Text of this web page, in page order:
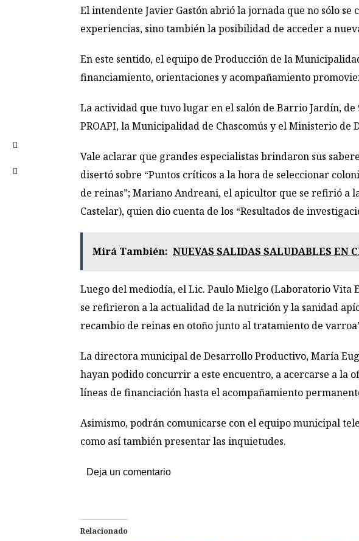
El intendente Javier Gastón abrió la jornada que no sólo
experiencias, sino también la posibilidad de acceder a
En este sentido, el equipo de Producción de la
financiamiento, orientaciones y acompañamiento
La actividad que tuvo lugar en el salón de Barrio Jardín,
PROAPI, la Municipalidad de Chascomús y el Ministerio
Vale aclarar que grandes especialistas brindaron sus
disertó sobre “Puntos críticos a la hora de seleccionar
de reinas”; Mariano Andreani, el apicultor que se refirió a
Castelar), quien dio cuenta de los “Resultados de
Mirá También: NUEVAS SALIDAS SALUDABLES EN
Luego del mediodía, el Lic. Paulo Mielgo (Laboratorio Vita
se refirieron a la actualidad de la nutrición y la sanidad
recambio de reinas en otoño junto al tratamiento de
La directora municipal de Desarrollo Productivo, María
hayan podido concurrir a este encuentro, a acercarse a la
líneas de financiación hasta el acompañamiento
Asimismo, podrán comunicarse con el equipo municipal
como así también presentar las inquietudes.
Deja un comentario
Relacionado